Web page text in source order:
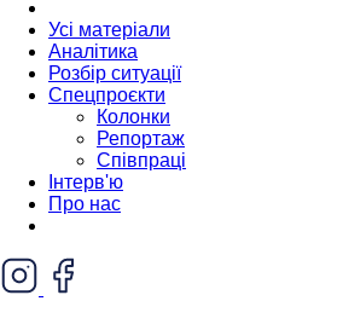
Усі матеріали
Аналітика
Розбір ситуації
Спецпроєкти
Колонки
Репортаж
Співпраці
Інтерв'ю
Про нас